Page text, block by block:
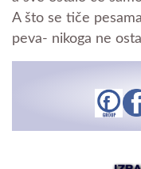
A što se tiče
peva- nikoga ne